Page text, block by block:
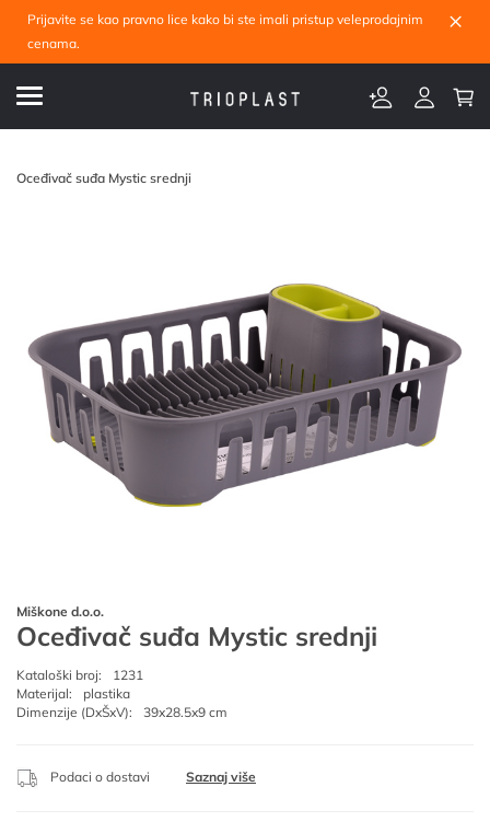
Prijavite se kao pravno lice kako bi ste imali pristup veleprodajnim
cenama.
×
Oceđivač suđa Mystic srednji
Miškone d.o.o.
Oceđivač suđa Mystic srednji
Kataloški broj:
1231
Materijal:
plastika
Dimenzije (DxŠxV):
39x28.5x9 cm
Podaci o dostavi Saznaj više